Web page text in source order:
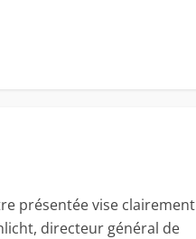
présentée vise clairement
directeur général de